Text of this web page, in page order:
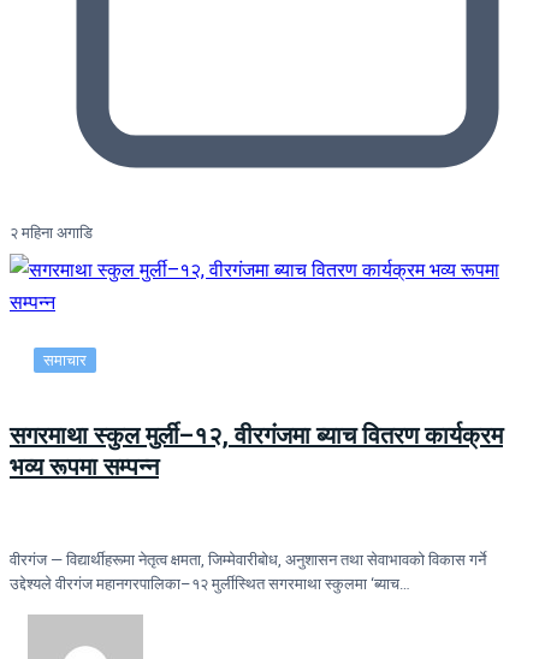
२ महिना अगाडि
समाचार
सगरमाथा स्कुल मुर्ली–१२, वीरगंजमा ब्याच वितरण कार्यक्रम
भव्य रूपमा सम्पन्न
वीरगंज — विद्यार्थीहरूमा नेतृत्व क्षमता, जिम्मेवारीबोध, अनुशासन तथा सेवाभावको विकास गर्ने
उद्देश्यले वीरगंज महानगरपालिका–१२ मुर्लीस्थित सगरमाथा स्कुलमा ‘ब्याच…